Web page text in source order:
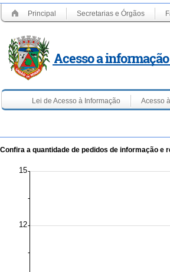
Principal Secretarias e Órgãos
Lei de Acesso à Informação Acesso
Confira a quantidade de pedidos de informação e